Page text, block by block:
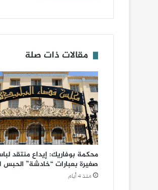
مقالات ذات صلة
محكمة بوفاريك: إيداع منتقد
صغيرة بعبارات “خادشة” الحبس
منذ 4 أيام